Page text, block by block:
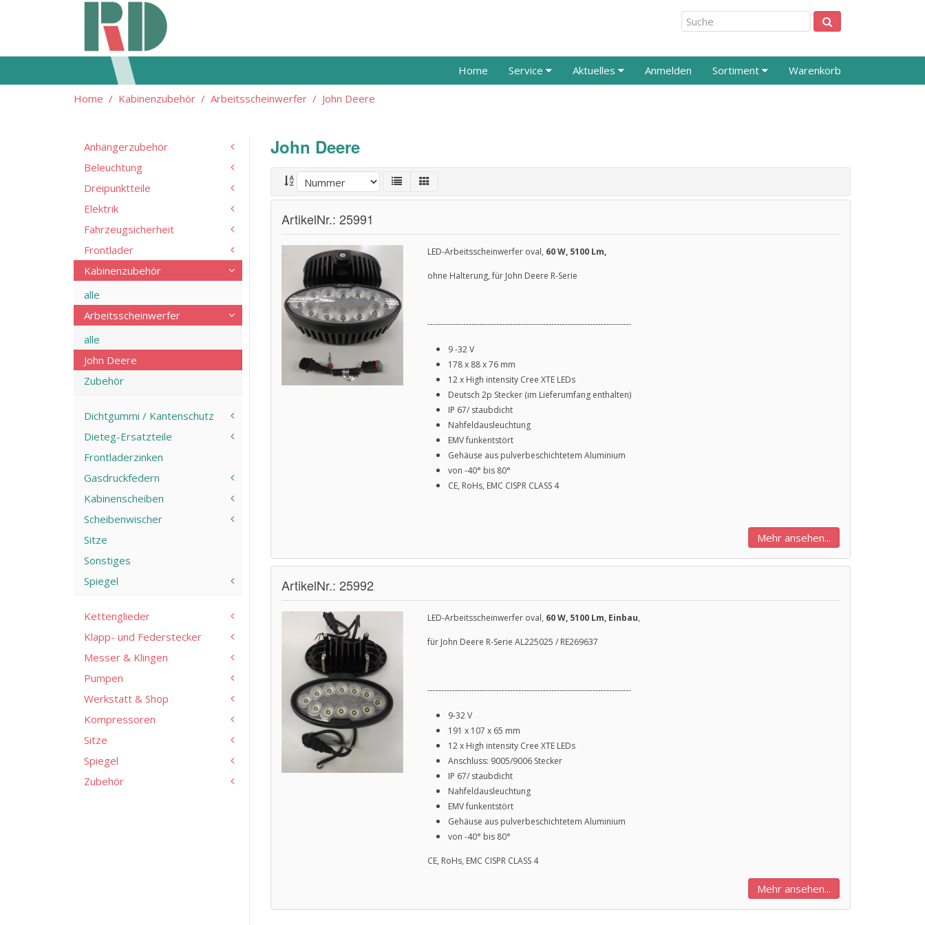
Home Service Aktuelles Anmelden Sortiment Warenkorb
Home Kabinenzubehör Arbeitsscheinwerfer John Deere
Anhängerzubehör
Beleuchtung
Dreipunktteile
Elektrik
Fahrzeugsicherheit
Frontlader
Kabinenzubehör
alle
Arbeitsscheinwerfer
alle
John Deere
Zubehör
Dichtgummi / Kantenschutz
Dieteg-Ersatzteile
Frontladerzinken
Gasdruckfedern
Kabinenscheiben
Scheibenwischer
Sitze
Sonstiges
Spiegel
Kettenglieder
Klapp- und Federstecker
Messer & Klingen
Pumpen
Werkstatt & Shop
Kompressoren
Sitze
Spiegel
Zubehör
John Deere
ArtikelNr.: 25991
LED-Arbeitsscheinwerfer oval, 60 W, 5100 Lm,
ohne Halterung, für John Deere R-Serie
--------------------------------------------------------------------------
9 -32 V
178 x 88 x 76 mm
12 x High intensity Cree XTE LEDs
Deutsch 2p Stecker (im Lieferumfang enthalten)
IP 67/ staubdicht
Nahfeldausleuchtung
EMV funkentstört
Gehäuse aus pulverbeschichtetem Aluminium
von -40° bis 80°
CE, RoHs, EMC CISPR CLASS 4
Mehr ansehen...
ArtikelNr.: 25992
LED-Arbeitsscheinwerfer oval, 60 W, 5100 Lm, Einbau,
für John Deere R-Serie AL225025 / RE269637
--------------------------------------------------------------------------
9-32 V
191 x 107 x 65 mm
12 x High intensity Cree XTE LEDs
Anschluss: 9005/9006 Stecker
IP 67/ staubdicht
Nahfeldausleuchtung
EMV funkentstört
Gehäuse aus pulverbeschichtetem Aluminium
von -40° bis 80°
CE, RoHs, EMC CISPR CLASS 4
Mehr ansehen...